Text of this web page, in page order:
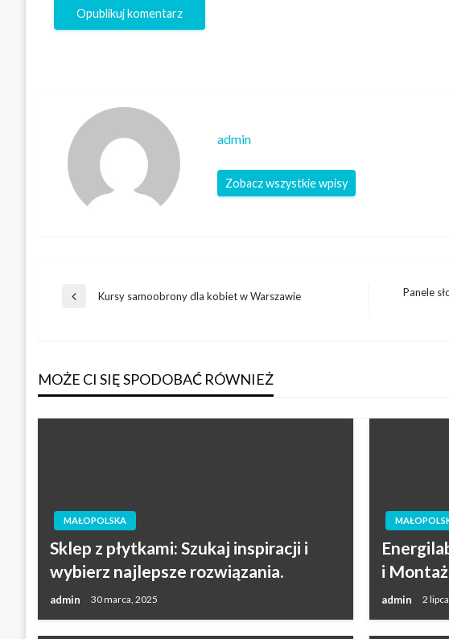
admin
Zobacz wszystkie wpisy
Nawigacja
Poprzedni
Kursy samoobrony dla kobiet w Warszawie
Panele
MOŻE CI SIĘ SPODOBAĆ RÓWNIEŻ
MAŁOPOLSKA
Sklep z płytkami: Szukaj inspiracji i
wybierz najlepsze rozwiązania.
admin 30 marca, 2025
i
admin 2